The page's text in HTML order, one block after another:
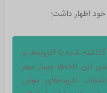
اظهار داشت:
شده با افزونه‌ها و
این داده‌ها بسیار مهم
افزونه‌های هوش